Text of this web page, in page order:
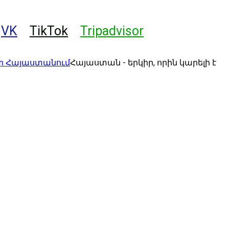
VK TikTok Tripadvisor
Հայաստան - երկիր, որին կարելի է